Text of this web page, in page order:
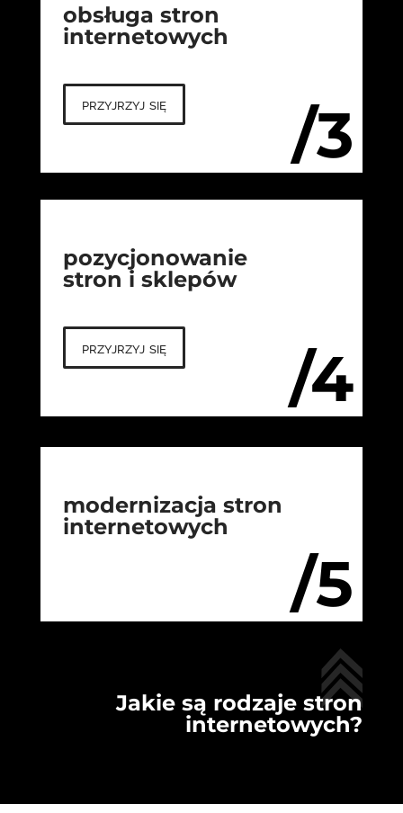
/3
obsługa stron
internetowych
przyjrzyj się
/4
pozycjonowanie
stron i sklepów
przyjrzyj się
/5
modernizacja stron
internetowych
Jakie są rodzaje stron
internetowych?